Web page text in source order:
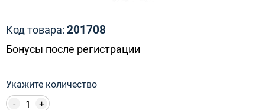
Код товара: 201708
Бонусы после регистрации
Укажите количество
+
-